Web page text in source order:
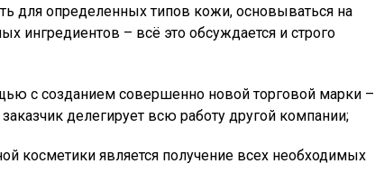
для определенных типов кожи, основываться на
ингредиентов – всё это обсуждается и строго
с созданием совершенно новой торговой марки –
делегирует всю работу другой компании;
косметики является получение всех необходимых